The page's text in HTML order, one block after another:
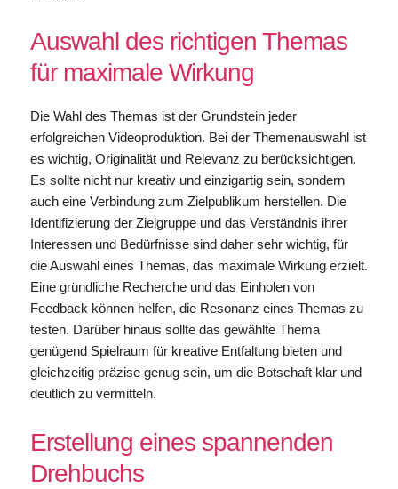
Auswahl des richtigen Themas
für maximale Wirkung
Die Wahl des Themas ist der Grundstein jeder
erfolgreichen Videoproduktion. Bei der Themenauswahl ist
es wichtig, Originalität und Relevanz zu berücksichtigen.
Es sollte nicht nur kreativ und einzigartig sein, sondern
auch eine Verbindung zum Zielpublikum herstellen. Die
Identifizierung der Zielgruppe und das Verständnis ihrer
Interessen und Bedürfnisse sind daher sehr wichtig, für
die Auswahl eines Themas, das maximale Wirkung erzielt.
Eine gründliche Recherche und das Einholen von
Feedback können helfen, die Resonanz eines Themas zu
testen. Darüber hinaus sollte das gewählte Thema
genügend Spielraum für kreative Entfaltung bieten und
gleichzeitig präzise genug sein, um die Botschaft klar und
deutlich zu vermitteln.
Erstellung eines spannenden
Drehbuchs